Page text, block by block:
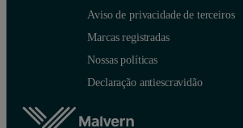
Aviso de privacidade de terceiros
Marcas registradas
Nossas políticas
Declaração antiescravidão